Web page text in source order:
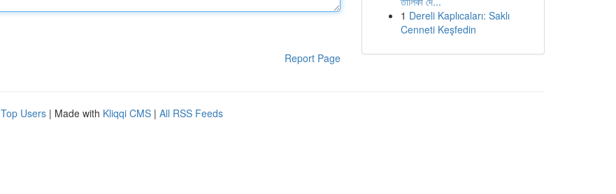
Report Page
1 Dereli Kaplıcaları: Saklı
Cenneti Keşfedin
Top Users | Made with Kliqqi CMS | All RSS Feeds